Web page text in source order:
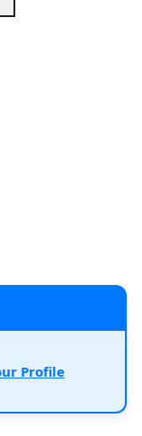
Profile